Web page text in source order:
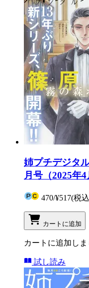
姉プチデジタ
月号（2025年4
470/¥517(税
カートに追加
カートに追加しま
試し読み